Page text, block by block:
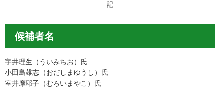
記
候補者名
宇井理生（ういみちお）氏
小田島雄志（おだしまゆうし）氏
室井摩耶子（むろいまやこ）氏